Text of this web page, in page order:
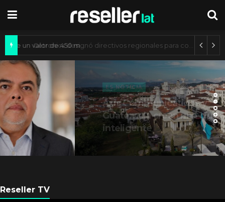
Mercado de IA agéntica tiene un valor de 450 mil millones de dólares
ES NOTICIA
Axis Communications y
Guatemala crean una ciudad
inteligente
Reseller TV